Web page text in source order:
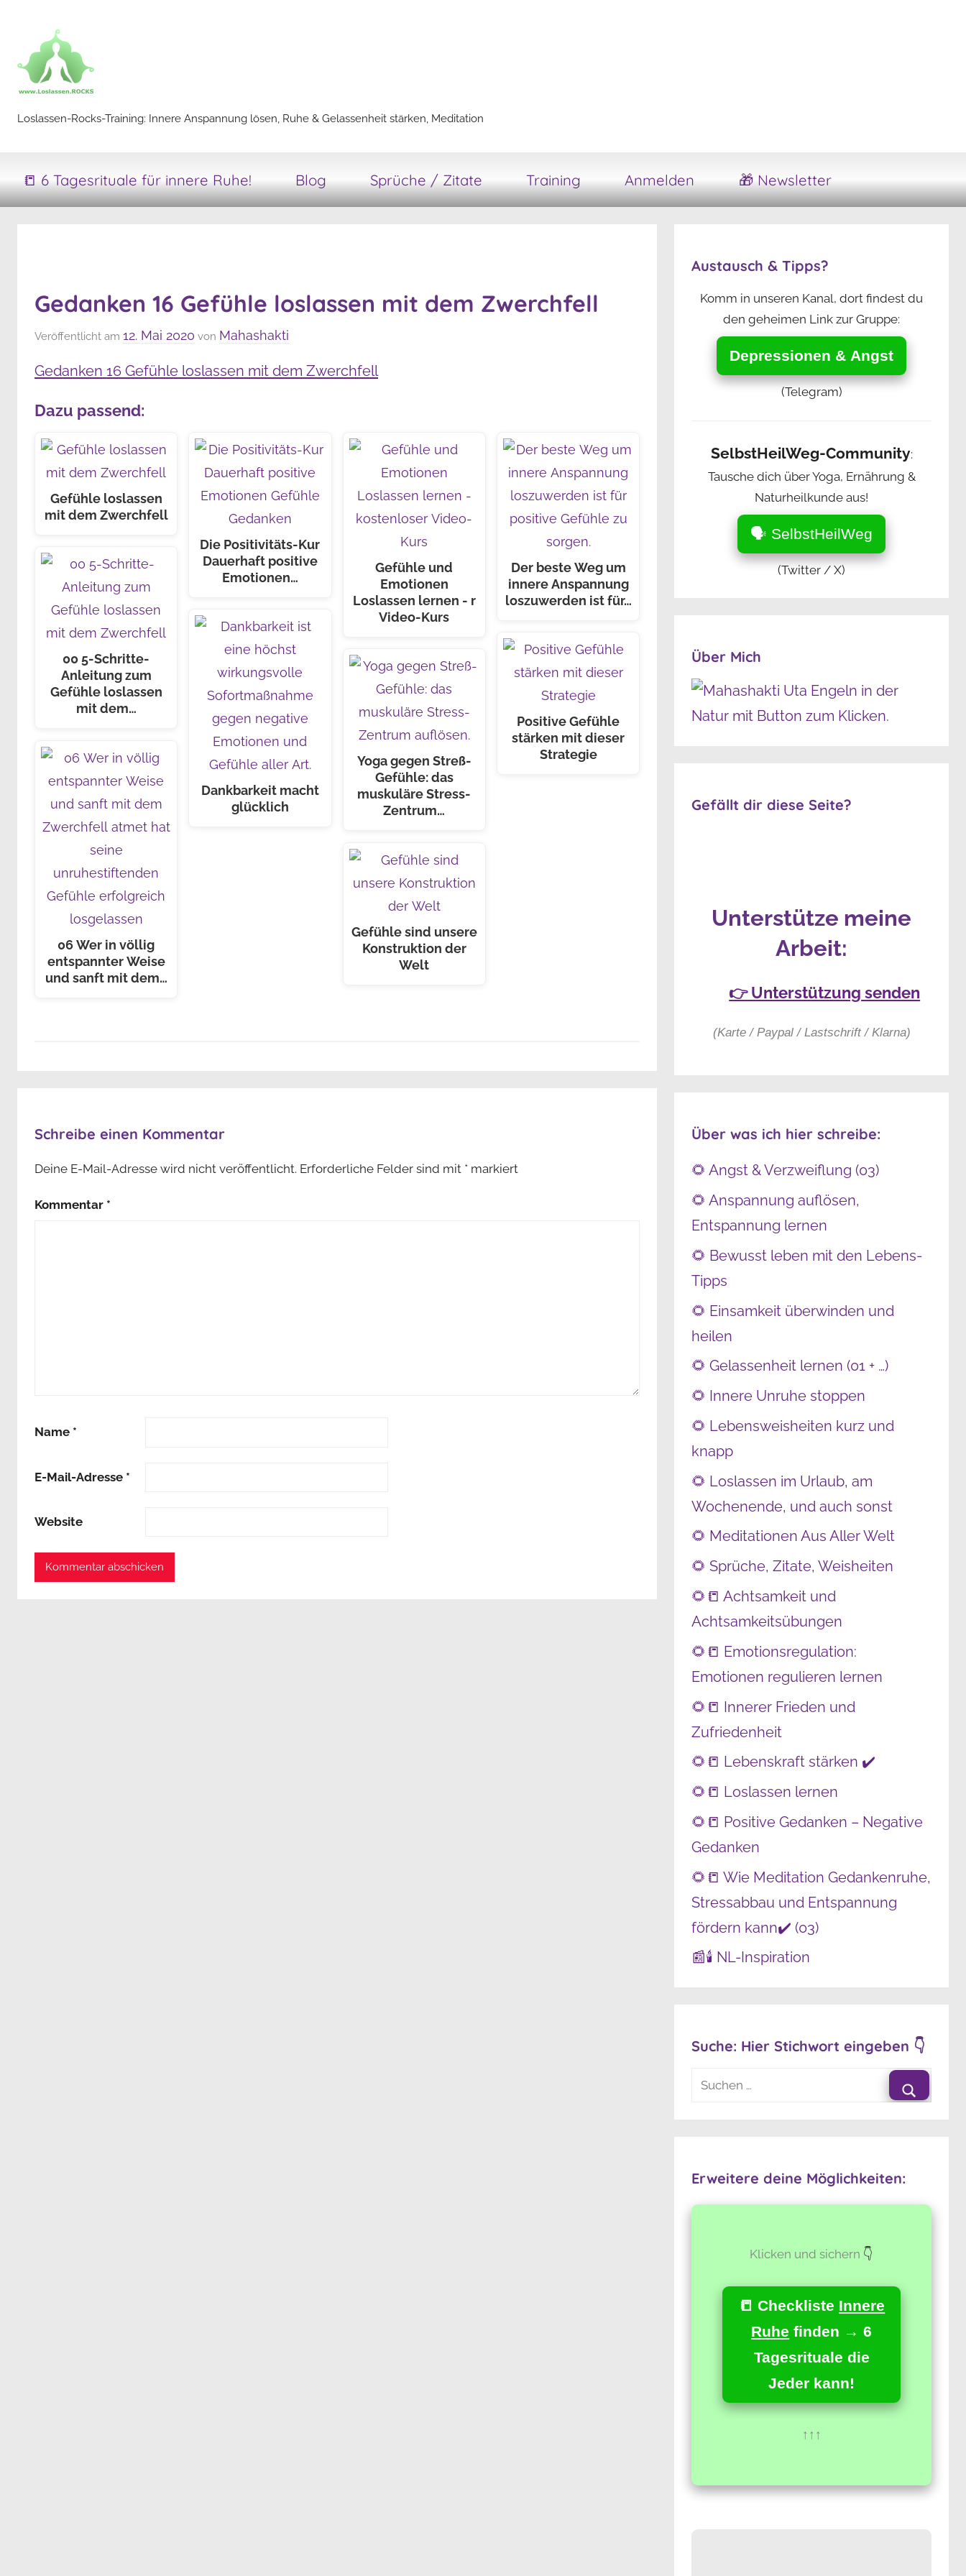
springen
Loslassen-
Rocks-
Loslassen-Rocks-Training: Innere Anspannung lösen, Ruhe & Gelassenheit stärken, Meditation
📒 6 Tagesrituale für innere Ruhe! Blog Sprüche / Zitate Training Anmelden 🎁 Newsletter
Gedanken 16 Gefühle loslassen mit dem Zwerchfell
Veröffentlicht am 12. Mai 2020 von Mahashakti
Gedanken 16 Gefühle loslassen mit dem Zwerchfell
Dazu passend:
Gefühle loslassen
mit dem Zwerchfell
00 5-Schritte-
Anleitung zum
Gefühle loslassen
mit dem…
06 Wer in völlig
entspannter Weise
und sanft mit dem…
Die Positivitäts-Kur
Dauerhaft positive
Emotionen…
Dankbarkeit macht
glücklich
Gefühle und
Emotionen
Loslassen lernen - r
Video-Kurs
Yoga gegen Streß-
Gefühle: das
muskuläre Stress-
Zentrum…
Gefühle sind unsere
Konstruktion der
Welt
Der beste Weg um
innere Anspannung
loszuwerden ist für…
Positive Gefühle
stärken mit dieser
Strategie
Schreibe einen Kommentar
Deine E-Mail-Adresse wird nicht veröffentlicht. Erforderliche Felder sind mit * markiert
Kommentar *
Name *
E-Mail-Adresse *
Website
Austausch & Tipps?
Komm in unseren Kanal, dort findest du
den geheimen Link zur Gruppe:
Depressionen & Angst
(Telegram)
SelbstHeilWeg-Community:
Tausche dich über Yoga, Ernährung &
Naturheilkunde aus!
🗣️ SelbstHeilWeg
(Twitter / X)
Über Mich
Gefällt dir diese Seite?
Unterstütze meine
Arbeit:
👉 Unterstützung senden
(Karte / Paypal / Lastschrift / Klarna)
Über was ich hier schreibe:
🌻 Angst & Verzweiflung (03)
🌻 Anspannung auflösen,
Entspannung lernen
🌻 Bewusst leben mit den Lebens-
Tipps
🌻 Einsamkeit überwinden und
heilen
🌻 Gelassenheit lernen (01 + …)
🌻 Innere Unruhe stoppen
🌻 Lebensweisheiten kurz und
knapp
🌻 Loslassen im Urlaub, am
Wochenende, und auch sonst
🌻 Meditationen Aus Aller Welt
🌻 Sprüche, Zitate, Weisheiten
🌻📒 Achtsamkeit und
Achtsamkeitsübungen
🌻📒 Emotionsregulation:
Emotionen regulieren lernen
🌻📒 Innerer Frieden und
Zufriedenheit
🌻📒 Lebenskraft stärken ✔️
🌻📒 Loslassen lernen
🌻📒 Positive Gedanken – Negative
Gedanken
🌻📒 Wie Meditation Gedankenruhe,
Stressabbau und Entspannung
fördern kann✔️ (03)
📰🕯️ NL-Inspiration
Suche: Hier Stichwort eingeben 👇
Suchen
Erweitere deine Möglichkeiten:
Klicken und sichern 👇
📒 Checkliste Innere
Ruhe finden → 6
Tagesrituale die
Jeder kann!
↑↑↑